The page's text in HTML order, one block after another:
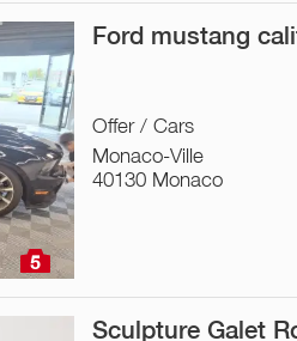
5
Ford mustang
Offer / Cars
Monaco-Ville
40130 Monaco
Sculpture Galet